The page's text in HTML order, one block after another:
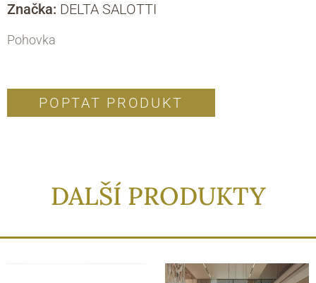
Značka: DELTA SALOTTI
Pohovka
POPTAT PRODUKT
DALŠÍ PRODUKTY